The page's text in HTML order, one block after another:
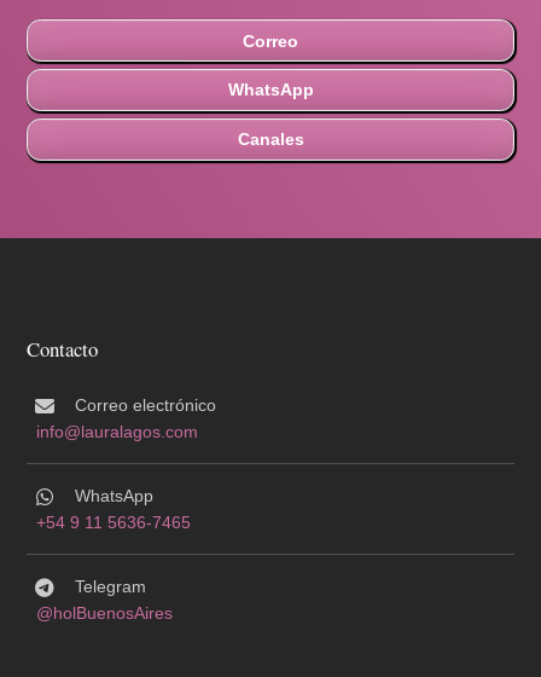
Correo
WhatsApp
Canales
Contacto
Correo electrónico
info@lauralagos.com
WhatsApp
+54 9 11 5636-7465
Telegram
@holBuenosAires